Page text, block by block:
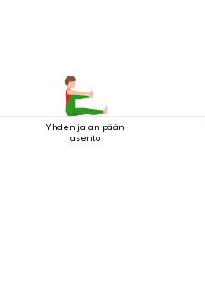
Yhden jalan pään
asento